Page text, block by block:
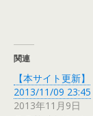
関連
【本サイト更新】
2013/11/09 23:45
2013年11月9日